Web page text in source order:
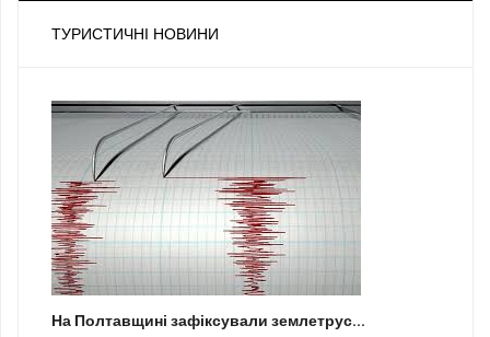
ТУРИСТИЧНІ НОВИНИ
На Полтавщині зафіксували землетрус...